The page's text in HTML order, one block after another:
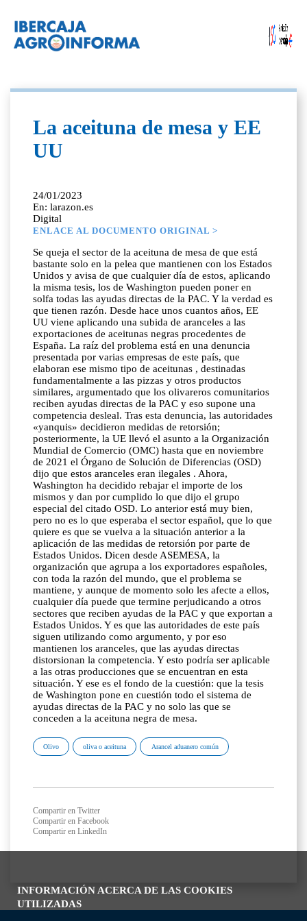
INFORMACIÓN ACERCA DE LAS COOKIES
UTILIZADAS
La aceituna de mesa y EE
UU
24/01/2023
En: larazon.es
Digital
ENLACE AL DOCUMENTO ORIGINAL >
Se queja el sector de la aceituna de mesa de que está
bastante solo en la pelea que mantienen con los Estados
Unidos y avisa de que cualquier día de estos, aplicando
la misma tesis, los de Washington pueden poner en
solfa todas las ayudas directas de la PAC. Y la verdad es
que tienen razón. Desde hace unos cuantos años, EE
UU viene aplicando una subida de aranceles a las
exportaciones de aceitunas negras procedentes de
España. La raíz del problema está en una denuncia
presentada por varias empresas de este país, que
elaboran ese mismo tipo de aceitunas , destinadas
fundamentalmente a las pizzas y otros productos
similares, argumentado que los olivareros comunitarios
reciben ayudas directas de la PAC y eso supone una
competencia desleal. Tras esta denuncia, las autoridades
«yanquis» decidieron medidas de retorsión;
posteriormente, la UE llevó el asunto a la Organización
Mundial de Comercio (OMC) hasta que en noviembre
de 2021 el Órgano de Solución de Diferencias (OSD)
dijo que estos aranceles eran ilegales . Ahora,
Washington ha decidido rebajar el importe de los
mismos y dan por cumplido lo que dijo el grupo
especial del citado OSD. Lo anterior está muy bien,
pero no es lo que esperaba el sector español, que lo que
quiere es que se vuelva a la situación anterior a la
aplicación de las medidas de retorsión por parte de
Estados Unidos. Dicen desde ASEMESA, la
organización que agrupa a los exportadores españoles,
con toda la razón del mundo, que el problema se
mantiene, y aunque de momento solo les afecte a ellos,
cualquier día puede que termine perjudicando a otros
sectores que reciben ayudas de la PAC y que exportan a
Estados Unidos. Y es que las autoridades de este país
siguen utilizando como argumento, y por eso
mantienen los aranceles, que las ayudas directas
distorsionan la competencia. Y esto podría ser aplicable
a las otras producciones que se encuentran en esta
situación. Y ese es el fondo de la cuestión: que la tesis
de Washington pone en cuestión todo el sistema de
ayudas directas de la PAC y no solo las que se
conceden a la aceituna negra de mesa.
Olivo oliva o aceituna Arancel aduanero común
Compartir en Twitter
Compartir en Facebook
Compartir en LinkedIn